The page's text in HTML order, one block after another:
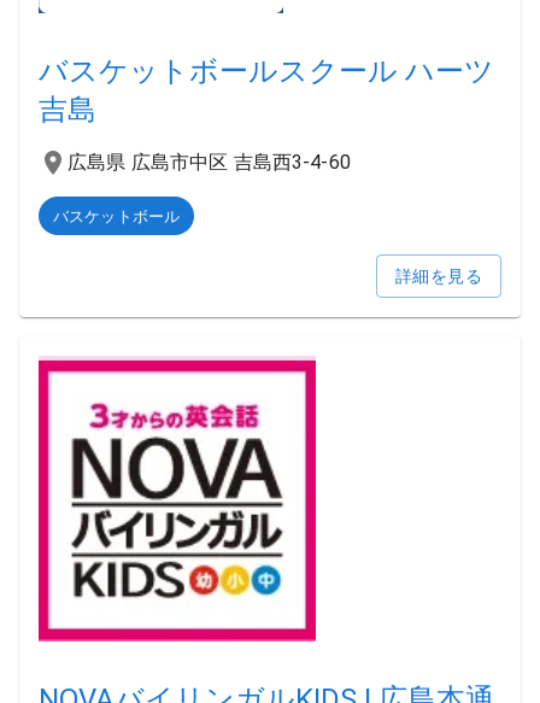
バスケットボールスクール ハーツ
吉島
広島県 広島市中区 吉島西3-4-60
バスケットボール
詳細を見る